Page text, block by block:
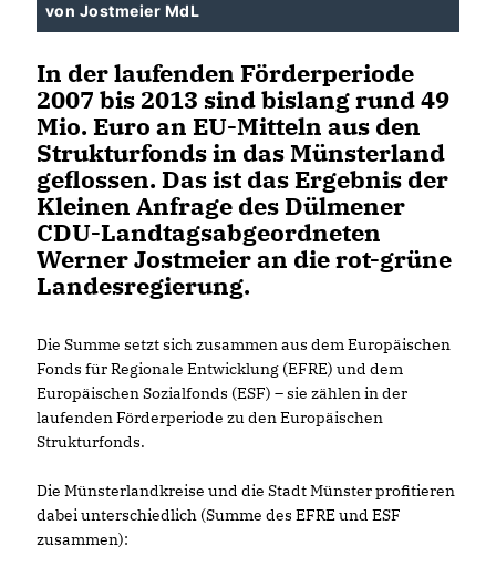
von Jostmeier MdL
In der laufenden Förderperiode
2007 bis 2013 sind bislang rund 49
Mio. Euro an EU-Mitteln aus den
Strukturfonds in das Münsterland
geflossen. Das ist das Ergebnis der
Kleinen Anfrage des Dülmener
CDU-Landtagsabgeordneten
Werner Jostmeier an die rot-grüne
Landesregierung.
Die Summe setzt sich zusammen aus dem Europäischen
Fonds für Regionale Entwicklung (EFRE) und dem
Europäischen Sozialfonds (ESF) – sie zählen in der
laufenden Förderperiode zu den Europäischen
Strukturfonds.
Die Münsterlandkreise und die Stadt Münster profitieren
dabei unterschiedlich (Summe des EFRE und ESF
zusammen):